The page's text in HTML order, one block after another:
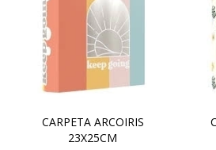
CARPETA ARCOIRIS
23X25CM